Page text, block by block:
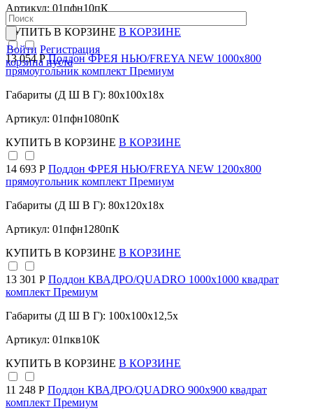
Войти Регистрация
корзина пуста
Артикул: 01пфн10пК
КУПИТЬ В КОРЗИНЕ В КОРЗИНЕ
13 054 РПоддон ФРЕЯ НЬЮ/FREYA NEW 1000х800
прямоугольник комплект Премиум
Габариты (Д Ш В Г): 80x100x18x
Артикул: 01пфн1080пК
КУПИТЬ В КОРЗИНЕ В КОРЗИНЕ
14 693 Р Поддон ФРЕЯ НЬЮ/FREYA NEW 1200х800
прямоугольник комплект Премиум
Габариты (Д Ш В Г): 80x120x18x
Артикул: 01пфн1280пК
КУПИТЬ В КОРЗИНЕ В КОРЗИНЕ
13 301 Р Поддон КВАДРО/QUADRO 1000х1000 квадрат
комплект Премиум
Габариты (Д Ш В Г): 100x100x12,5x
Артикул: 01пкв10К
КУПИТЬ В КОРЗИНЕ В КОРЗИНЕ
11 248 Р Поддон КВАДРО/QUADRO 900х900 квадрат
комплект Премиум